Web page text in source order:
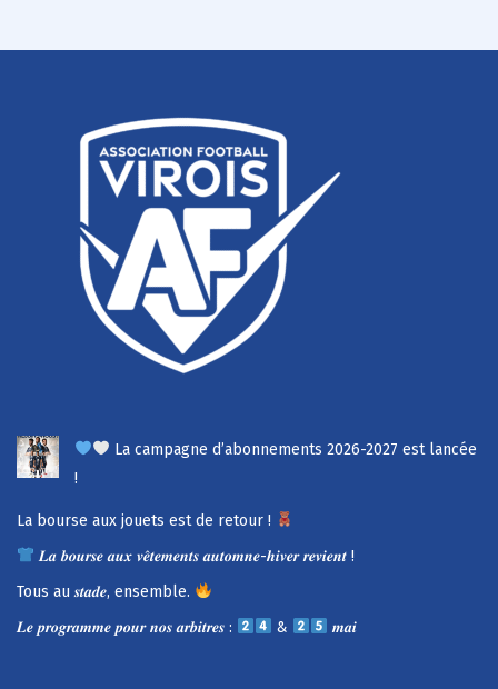
La campagne d’abonnements 2026-2027 est lancée
!
La bourse aux jouets est de retour !
𝑳𝒂 𝒃𝒐𝒖𝒓𝒔𝒆 𝒂𝒖𝒙 𝒗𝒆̂𝒕𝒆𝒎𝒆𝒏𝒕𝒔 𝒂𝒖𝒕𝒐𝒎𝒏𝒆-𝒉𝒊𝒗𝒆𝒓 𝒓𝒆𝒗𝒊𝒆𝒏𝒕 !
Tous au 𝒔𝒕𝒂𝒅𝒆, ensemble.
𝑳𝒆 𝒑𝒓𝒐𝒈𝒓𝒂𝒎𝒎𝒆 𝒑𝒐𝒖𝒓 𝒏𝒐𝒔 𝒂𝒓𝒃𝒊𝒕𝒓𝒆𝒔 :
& 𝒎𝒂𝒊